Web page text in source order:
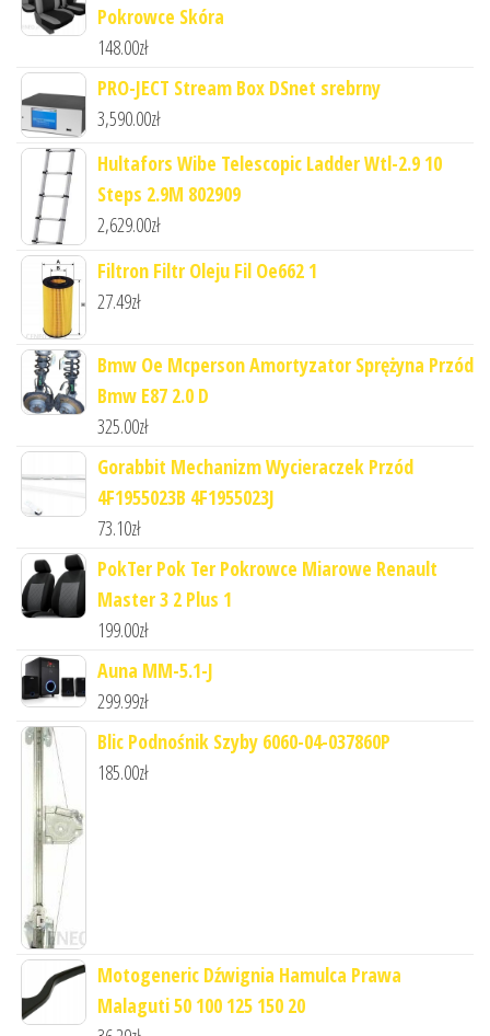
Pokrowce Skóra
148.00zł
PRO-JECT Stream Box DSnet srebrny
3,590.00zł
Hultafors Wibe Telescopic Ladder Wtl-2.9 10
Steps 2.9M 802909
2,629.00zł
Filtron Filtr Oleju Fil Oe662 1
27.49zł
Bmw Oe Mcperson Amortyzator Sprężyna Przód
Bmw E87 2.0 D
325.00zł
Gorabbit Mechanizm Wycieraczek Przód
4F1955023B 4F1955023J
73.10zł
PokTer Pok Ter Pokrowce Miarowe Renault
Master 3 2 Plus 1
199.00zł
Auna MM-5.1-J
299.99zł
Blic Podnośnik Szyby 6060-04-037860P
185.00zł
Motogeneric Dźwignia Hamulca Prawa
Malaguti 50 100 125 150 20